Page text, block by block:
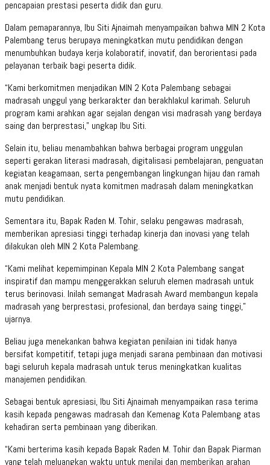
pencapaian prestasi peserta didik dan guru.
Dalam pemaparannya, Ibu Siti Ajnaimah menyampaikan bahwa MIN 2 Kota
Palembang terus berupaya meningkatkan mutu pendidikan dengan
menumbuhkan budaya kerja kolaboratif, inovatif, dan berorientasi pada
pelayanan terbaik bagi peserta didik.
“Kami berkomitmen menjadikan MIN 2 Kota Palembang sebagai
madrasah unggul yang berkarakter dan berakhlakul karimah. Seluruh
program kami arahkan agar sejalan dengan visi madrasah yang berdaya
saing dan berprestasi,” ungkap Ibu Siti.
Selain itu, beliau menambahkan bahwa berbagai program unggulan
seperti gerakan literasi madrasah, digitalisasi pembelajaran, penguatan
kegiatan keagamaan, serta pengembangan lingkungan hijau dan ramah
anak menjadi bentuk nyata komitmen madrasah dalam meningkatkan
mutu pendidikan.
Sementara itu, Bapak Raden M. Tohir, selaku pengawas madrasah,
memberikan apresiasi tinggi terhadap kinerja dan inovasi yang telah
dilakukan oleh MIN 2 Kota Palembang.
“Kami melihat kepemimpinan Kepala MIN 2 Kota Palembang sangat
inspiratif dan mampu menggerakkan seluruh elemen madrasah untuk
terus berinovasi. Inilah semangat Madrasah Award membangun kepala
madrasah yang berprestasi, profesional, dan berdaya saing tinggi,”
ujarnya.
Beliau juga menekankan bahwa kegiatan penilaian ini tidak hanya
bersifat kompetitif, tetapi juga menjadi sarana pembinaan dan motivasi
bagi seluruh kepala madrasah untuk terus meningkatkan kualitas
manajemen pendidikan.
Sebagai bentuk apresiasi, Ibu Siti Ajnaimah menyampaikan rasa terima
kasih kepada pengawas madrasah dan Kemenag Kota Palembang atas
kehadiran serta pembinaan yang diberikan.
“Kami berterima kasih kepada Bapak Raden M. Tohir dan Bapak Piarman
yang telah meluangkan waktu untuk menilai dan memberikan arahan